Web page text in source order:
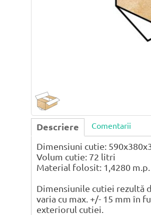
Descriere Comentarii
Dimensiuni cutie:
Volum cutie: 72 litri
Material folosit: 1,4280 m.p.
Dimensiunile cutiei rezultă
varia cu max. +/- 15 mm în
exteriorul cutiei.